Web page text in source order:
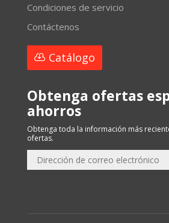
Condiciones de servicio
Contáctenos
Catálogo
Obtenga ofertas
ahorros
Obtenga toda la información más
ofertas.